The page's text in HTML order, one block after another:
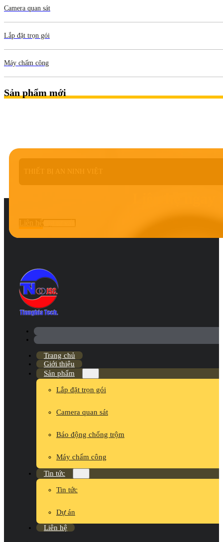
Camera quan sát
Lắp đặt trọn gói
Máy chấm công
Sản phẩm mới
Trang chủ
Giới thiệu
Sản phẩm
Lắp đặt trọn gói
Camera quan sát
Báo động chống trộm
Máy chấm công
Tin tức
Tin tức
Dự án
Liên hệ